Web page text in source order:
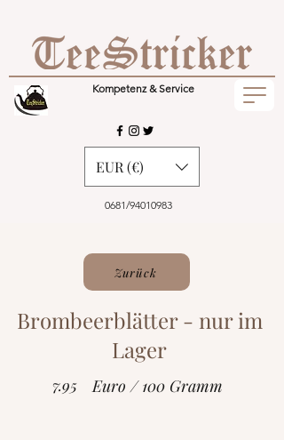
Kompetenz & Service
0681/94010983
EUR (€)
Zurück
Brombeerblätter - nur im
Lager
7.95 Euro / 100 Gramm